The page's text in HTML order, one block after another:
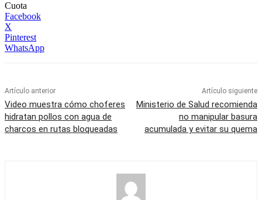
Cuota
Facebook
X
Pinterest
WhatsApp
Artículo anterior
Video muestra cómo choferes
hidratan pollos con agua de
charcos en rutas bloqueadas
Artículo siguiente
Ministerio de Salud recomienda
no manipular basura
acumulada y evitar su quema